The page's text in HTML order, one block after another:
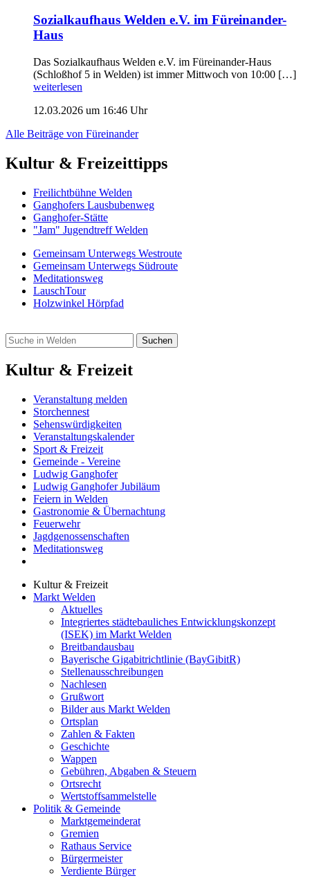
Sozialkaufhaus Welden e.V. im Füreinander-
Haus
Das Sozialkaufhaus Welden e.V. im Füreinander-Haus
(Schloßhof 5 in Welden) ist immer Mittwoch von 10:00 […]
weiterlesen
12.03.2026 um 16:46 Uhr
Alle Beiträge von Füreinander
Kultur & Freizeittipps
Freilicht­bühne Welden
Ganghofers Lausbubenweg
Ganghofer-Stätte
"Jam" Jugendtreff Welden
Gemeinsam Unterwegs Westroute
Gemeinsam Unterwegs Südroute
Meditationsweg
LauschTour
Holzwinkel Hörpfad
Kultur & Freizeit
Veranstaltung melden
Storchennest
Sehenswürdigkeiten
Veranstaltungskalender
Sport & Freizeit
Gemeinde - Vereine
Ludwig Ganghofer
Ludwig Ganghofer Jubiläum
Feiern in Welden
Gastronomie & Übernachtung
Feuerwehr
Jagdgenossenschaften
Meditationsweg
Kultur & Freizeit
Markt Welden
Aktuelles
Integriertes städtebauliches Entwicklungskonzept
(ISEK) im Markt Welden
Breitbandausbau
Bayerische Gigabitrichtlinie (BayGibitR)
Stellenausschreibungen
Nachlesen
Grußwort
Bilder aus Markt Welden
Ortsplan
Zahlen & Fakten
Geschichte
Wappen
Gebühren, Abgaben & Steuern
Ortsrecht
Wertstoffsammelstelle
Politik & Gemeinde
Marktgemeinderat
Gremien
Rathaus Service
Bürgermeister
Verdiente Bürger